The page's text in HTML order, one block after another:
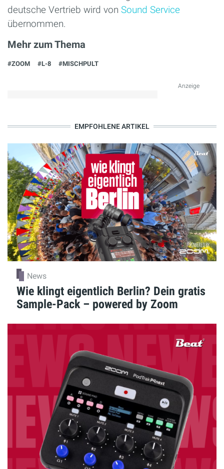
deutsche Vertrieb wird von Sound Service
übernommen.
Mehr zum Thema
#ZOOM #L-8 #MISCHPULT
Anzeige
EMPFOHLENE ARTIKEL
News
Wie klingt eigentlich Berlin? Dein gratis
Sample-Pack – powered by Zoom